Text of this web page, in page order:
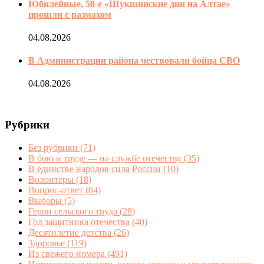
Юбилейные, 50-е «Шукшинские дни на Алтае»
прошли с размахом
04.08.2026
В Администрации района чествовали бойца СВО
04.08.2026
Рубрики
Без рубрики (71)
В бою и труде — на службе отечеству (35)
В единстве народов сила России (10)
Волонтеры (18)
Вопрос-ответ (84)
Выборы (5)
Герои сельского труда (28)
Год защитника отечества (40)
Десятилетие детства (26)
Здоровье (119)
Из свежего номера (491)